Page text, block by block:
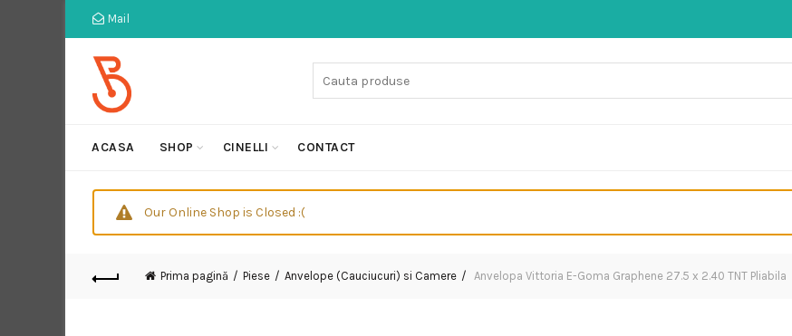
Mail
ACASA SHOP CINELLI CONTACT
Our Online Shop is Closed :(
Prima pagină Piese Anvelope (Cauciucuri) si Camere Anvelopa Vittoria E-Goma Graphene 27.5 x 2.40 TNT Pliabila